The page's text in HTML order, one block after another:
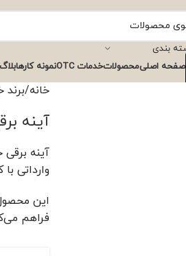
بندی
صفحه اصلیمحصولاتخدمات OTC نمونه کارهابلاگ
خانه برند
آینه
وارداتی
این
فراهم